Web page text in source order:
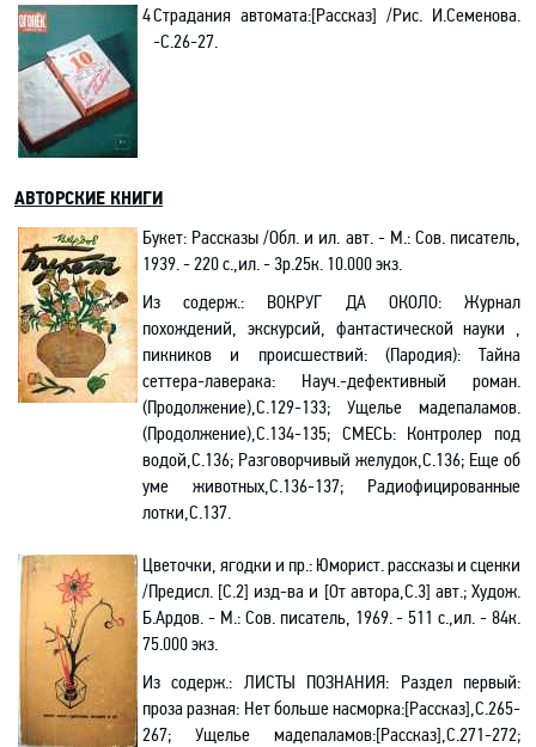
4Страдания автомата:[Рассказ] /Рис. И.Семенова.
-С.26-27.
АВТОРСКИЕ КНИГИ
Букет: Рассказы /Обл. и ил. авт. - М.: Сов. писатель,
1939. - 220 с.,ил. - 3р.25к. 10.000 экз.
Из содерж.:
ВОКРУГ ДА ОКОЛО: Журнал
похождений, экскурсий, фантастической науки ,
пикников и происшествий: (Пародия): Тайна
сеттера-лаверака: Науч.-дефективный роман.
(Продолжение),С.129-133; Ущелье мадепаламов.
(Продолжение),С.134-135; СМЕСЬ: Контролер под
водой,С.136; Разговорчивый желудок,С.136; Еще об
уме животных,С.136-137;
Радиофицированные
лотки,С.137.
Цветочки, ягодки и пр.: Юморист. рассказы и сценки
/Предисл. [С.2] изд-ва и [От автора,С.3] авт.; Худож.
Б.Ардов. - М.: Сов. писатель, 1969. - 511 с.,ил. - 84к.
75.000 экз.
Из содерж.: ЛИСТЫ ПОЗНАНИЯ: Раздел первый:
проза разная: Нет больше насморка:[Рассказ],С.265-
267; Ущелье мадепаламов:[Рассказ],С.271-272;